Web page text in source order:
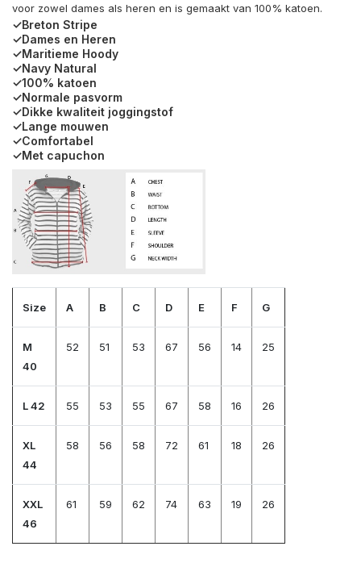
voor zowel dames als heren en is gemaakt van 100% katoen.
✓Breton Stripe
✓Dames en Heren
✓Maritieme Hoody
✓Navy Natural
✓100% katoen
✓Normale pasvorm
✓Dikke kwaliteit joggingstof
✓Lange mouwen
✓Comfortabel
✓Met capuchon
Size A B C D E F G
M
40
52 51 53 67 56 14 25
L 42 55 53 55 67 58 16 26
XL
44
58 56 58 72 61 18 26
XXL
46
61 59 62 74 63 19 26